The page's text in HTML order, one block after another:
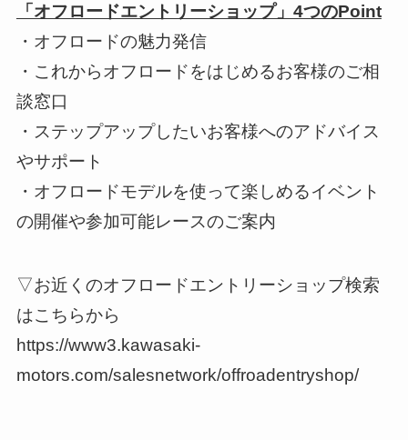
「オフロードエントリーショップ」4つのPoint
・オフロードの魅力発信
・これからオフロードをはじめるお客様のご相
談窓口
・ステップアップしたいお客様へのアドバイス
やサポート
・オフロードモデルを使って楽しめるイベント
の開催や参加可能レースのご案内
▽お近くのオフロードエントリーショップ検索
はこちらから
https://www3.kawasaki-
motors.com/salesnetwork/offroadentryshop/